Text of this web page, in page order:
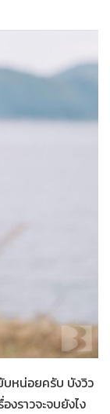
บหน่อยครับ บังวิว
ราวจะจบยังไง